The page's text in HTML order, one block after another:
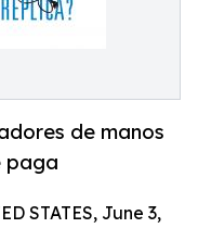
de manos
paga
STATES, June 3,